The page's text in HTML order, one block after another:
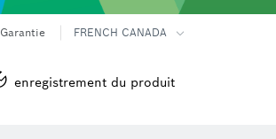
Garantie FRENCH CANADA
enregistrement du produit